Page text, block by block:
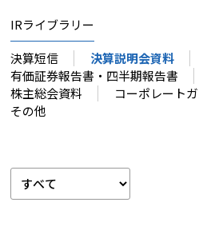
IRライブラリー
決算短信
決算説明会資料
有価証券報告書・四半期報告書
株主総会資料
コーポレート
その他